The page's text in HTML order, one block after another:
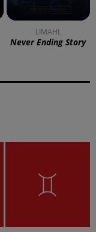
LIMAHL
Never Ending Story